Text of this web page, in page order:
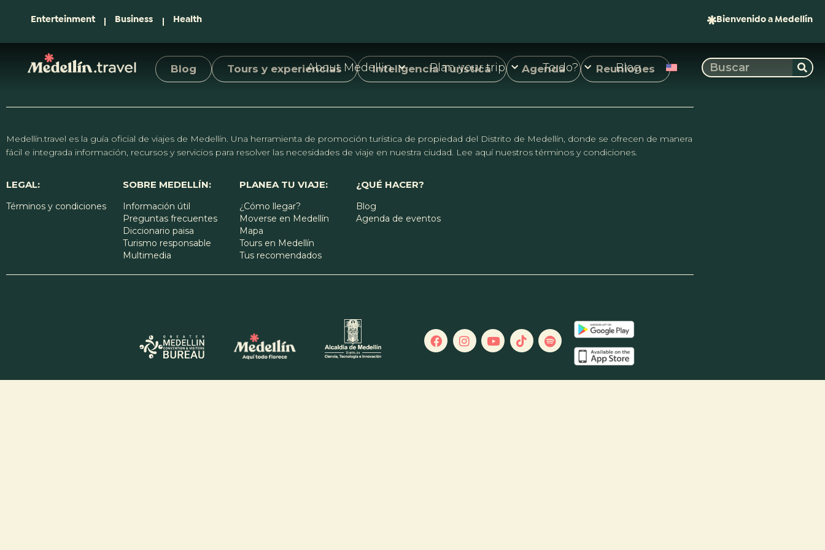
Enterteinment Business Health Bienvenido a Medellín
About Medellin Plan your trip To do? Blog
Blog Tours y experiencias Inteligencia Turística Agenda Reuniones
Medellín.travel es la guía oficial de viajes de Medellín. Una herramienta de promoción turística de propiedad del Distrito de Medellín, donde se ofrecen de manera
fácil e integrada información, recursos y servicios para resolver las necesidades de viaje en nuestra ciudad. Lee aquí nuestros términos y condiciones.
LEGAL:
Términos y condiciones
SOBRE MEDELLÍN:
Información útil
Preguntas frecuentes
Diccionario paisa
Turismo responsable
Multimedia
PLANEA TU VIAJE:
¿Cómo llegar?
Moverse en Medellín
Mapa
Tours en Medellín
Tus recomendados
¿QUÉ HACER?
Blog
Agenda de eventos